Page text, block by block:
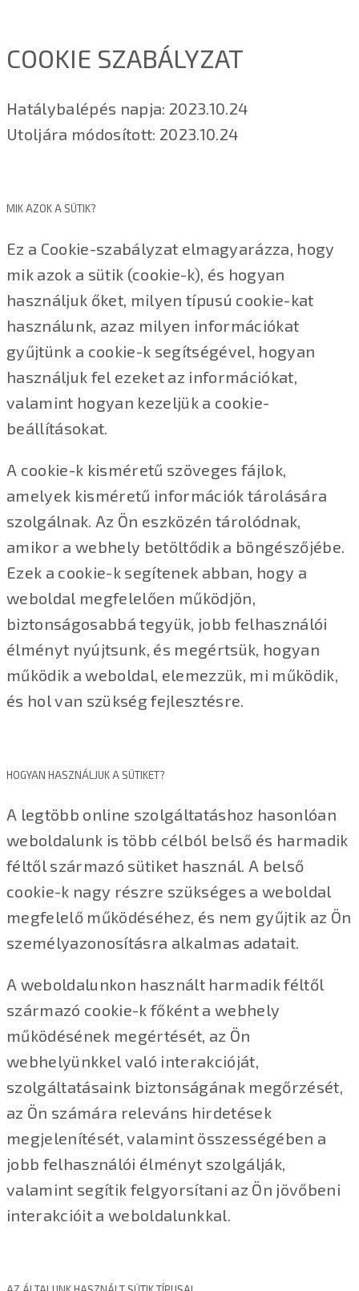
COOKIE SZABÁLYZAT
Hatálybalépés napja: 2023.10.24
Utoljára módosított: 2023.10.24
MIK AZOK A SÜTIK?
Ez a Cookie-szabályzat elmagyarázza, hogy
mik azok a sütik (cookie-k), és hogyan
használjuk őket, milyen típusú cookie-kat
használunk, azaz milyen információkat
gyűjtünk a cookie-k segítségével, hogyan
használjuk fel ezeket az információkat,
valamint hogyan kezeljük a cookie-
beállításokat.
A cookie-k kisméretű szöveges fájlok,
amelyek kisméretű információk tárolására
szolgálnak. Az Ön eszközén tárolódnak,
amikor a webhely betöltődik a böngészőjébe.
Ezek a cookie-k segítenek abban, hogy a
weboldal megfelelően működjön,
biztonságosabbá tegyük, jobb felhasználói
élményt nyújtsunk, és megértsük, hogyan
működik a weboldal, elemezzük, mi működik,
és hol van szükség fejlesztésre.
HOGYAN HASZNÁLJUK A SÜTIKET?
A legtöbb online szolgáltatáshoz hasonlóan
weboldalunk is több célból belső és harmadik
féltől származó sütiket használ. A belső
cookie-k nagy részre szükséges a weboldal
megfelelő működéséhez, és nem gyűjtik az Ön
személyazonosításra alkalmas adatait.
A weboldalunkon használt harmadik féltől
származó cookie-k főként a webhely
működésének megértését, az Ön
webhelyünkkel való interakcióját,
szolgáltatásaink biztonságának megőrzését,
az Ön számára releváns hirdetések
megjelenítését, valamint összességében a
jobb felhasználói élményt szolgálják,
valamint segítik felgyorsítani az Ön jövőbeni
interakcióit a weboldalunkkal.